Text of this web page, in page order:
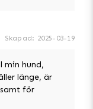
Skapad: 2025-03-19
min hund,
länge, är
för